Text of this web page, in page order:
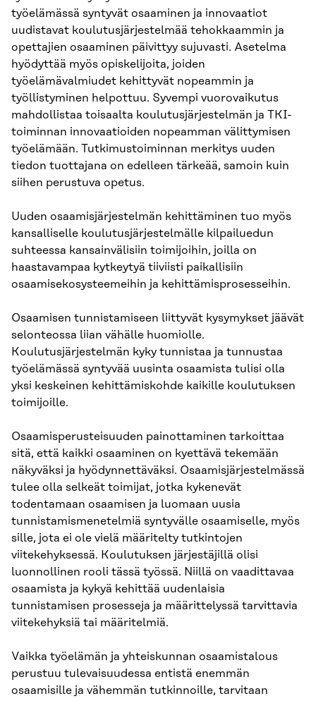
työelämässä syntyvät osaaminen ja innovaatiot
uudistavat koulutusjärjestelmää tehokkaammin ja
opettajien osaaminen päivittyy sujuvasti. Asetelma
hyödyttää myös opiskelijoita, joiden
työelämävalmiudet kehittyvät nopeammin ja
työllistyminen helpottuu. Syvempi vuorovaikutus
mahdollistaa toisaalta koulutusjärjestelmän ja TKI-
toiminnan innovaatioiden nopeamman välittymisen
työelämään. Tutkimustoiminnan merkitys uuden
tiedon tuottajana on edelleen tärkeää, samoin kuin
siihen perustuva opetus.
Uuden osaamisjärjestelmän kehittäminen tuo myös
kansalliselle koulutusjärjestelmälle kilpailuedun
suhteessa kansainvälisiin toimijoihin, joilla on
haastavampaa kytkeytyä tiiviisti paikallisiin
osaamisekosysteemeihin ja kehittämisprosesseihin.
Osaamisen tunnistamiseen liittyvät kysymykset jäävät
selonteossa liian vähälle huomiolle.
Koulutusjärjestelmän kyky tunnistaa ja tunnustaa
työelämässä syntyvää uusinta osaamista tulisi olla
yksi keskeinen kehittämiskohde kaikille koulutuksen
toimijoille.
Osaamisperusteisuuden painottaminen tarkoittaa
sitä, että kaikki osaaminen on kyettävä tekemään
näkyväksi ja hyödynnettäväksi. Osaamisjärjestelmässä
tulee olla selkeät toimijat, jotka kykenevät
todentamaan osaamisen ja luomaan uusia
tunnistamismenetelmiä syntyvälle osaamiselle, myös
sille, jota ei ole vielä määritelty tutkintojen
viitekehyksessä. Koulutuksen järjestäjillä olisi
luonnollinen rooli tässä työssä. Niillä on vaadittavaa
osaamista ja kykyä kehittää uudenlaisia
tunnistamisen prosesseja ja määrittelyssä tarvittavia
viitekehyksiä tai määritelmiä.
Vaikka työelämän ja yhteiskunnan osaamistalous
perustuu tulevaisuudessa entistä enemmän
osaamisille ja vähemmän tutkinnoille, tarvitaan